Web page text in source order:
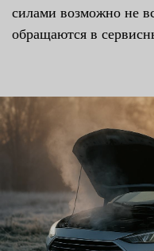
силами возможно не
обращаются в